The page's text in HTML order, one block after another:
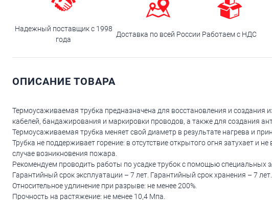
Надежный поставщик с 1998
года
Доставка по всей России Работаем с НДС
ОПИСАНИЕ ТОВАРА
Термоусаживаемая трубка предназначена для восстановления и создания
кабелей, бандажирования и маркировки проводов, а также для создания
Термоусаживаемая трубка меняет свой диаметр в результате нагрева и
Трубка не поддерживает горение: в отсутствие открытого огня затухает и
случае возникновения пожара.
Рекомендуем проводить работы по усадке трубок с помощью специальных
Гарантийный срок эксплуатации – 7 лет. Гарантийный срок хранения – 7 лет.
Относительное удлинение при разрыве: не менее 200%.
Прочность на растяжение: не менее 10,4 Мпа.